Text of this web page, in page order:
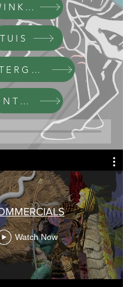
WINKEL
TUIS
AGTERGROND
ONTWIKKELING
Watch Now